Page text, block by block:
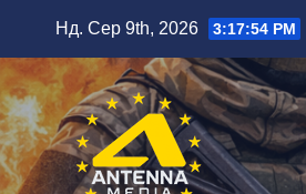
вмісту
Нд. Сер 9th, 2026 3:17:55 PM